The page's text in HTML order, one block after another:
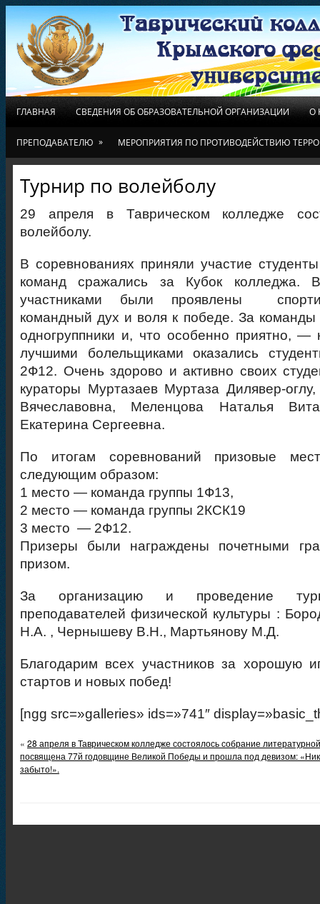
ГЛАВНАЯ СВЕДЕНИЯ ОБ ОБРАЗОВАТЕЛЬНОЙ ОРГАНИЗАЦИИ О
ПРЕПОДАВАТЕЛЮ » МЕРОПРИЯТИЯ ПО ПРОТИВОДЕЙСТВИЮ
Турнир по волейболу
29 апреля в Таврическом колледже
волейболу.
В соревнованиях приняли участие
команд сражались за Кубок колледжа.
участниками были проявлены
командный дух и воля к победе. За команды
одногруппники и, что особенно приятно,
лучшими болельщиками оказались
2Ф12. Очень здорово и активно своих
кураторы Муртазаев Муртаза Дилявер-
Вячеславовна, Меленцова Наталья
Екатерина Сергеевна.
По итогам соревнований призовые
следующим образом:
1 место — команда группы 1Ф13,
2 место — команда группы 2КСК19
3 место — 2Ф12.
Призеры были награждены почетными
призом.
За организацию и проведение
преподавателей физической культуры :
Н.А. , Чернышеву В.Н., Мартьянову М.Д.
Благодарим всех участников за хорошую
стартов и новых побед!
[ngg src=»galleries» ids=»741″
« 28 апреля в Таврическом колледже состоялось собрание
посвящена 77й годовщине Великой Победы и прошла под девизом:
забыто!».